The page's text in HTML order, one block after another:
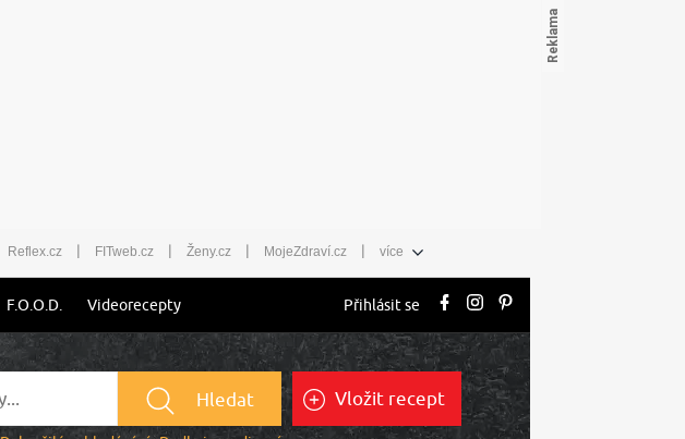
Reflex.cz | FITweb.cz | Ženy.cz | MojeZdraví.cz | více
F.O.O.D. Videorecepty Přihlásit se
Hledat Vložit recept